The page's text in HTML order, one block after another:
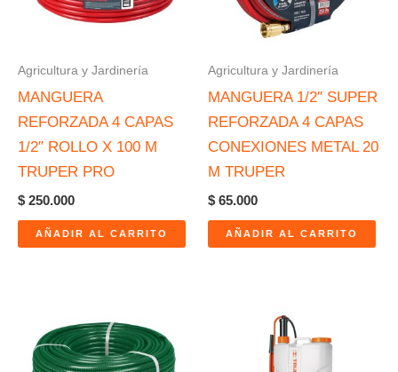
Agricultura y Jardinería
MANGUERA
REFORZADA 4 CAPAS
1/2″ ROLLO X 100 M
TRUPER PRO
$ 250.000
AÑADIR AL CARRITO
Agricultura y Jardinería
MANGUERA 1/2″ SUPER
REFORZADA 4 CAPAS
CONEXIONES METAL 20
M TRUPER
$ 65.000
AÑADIR AL CARRITO